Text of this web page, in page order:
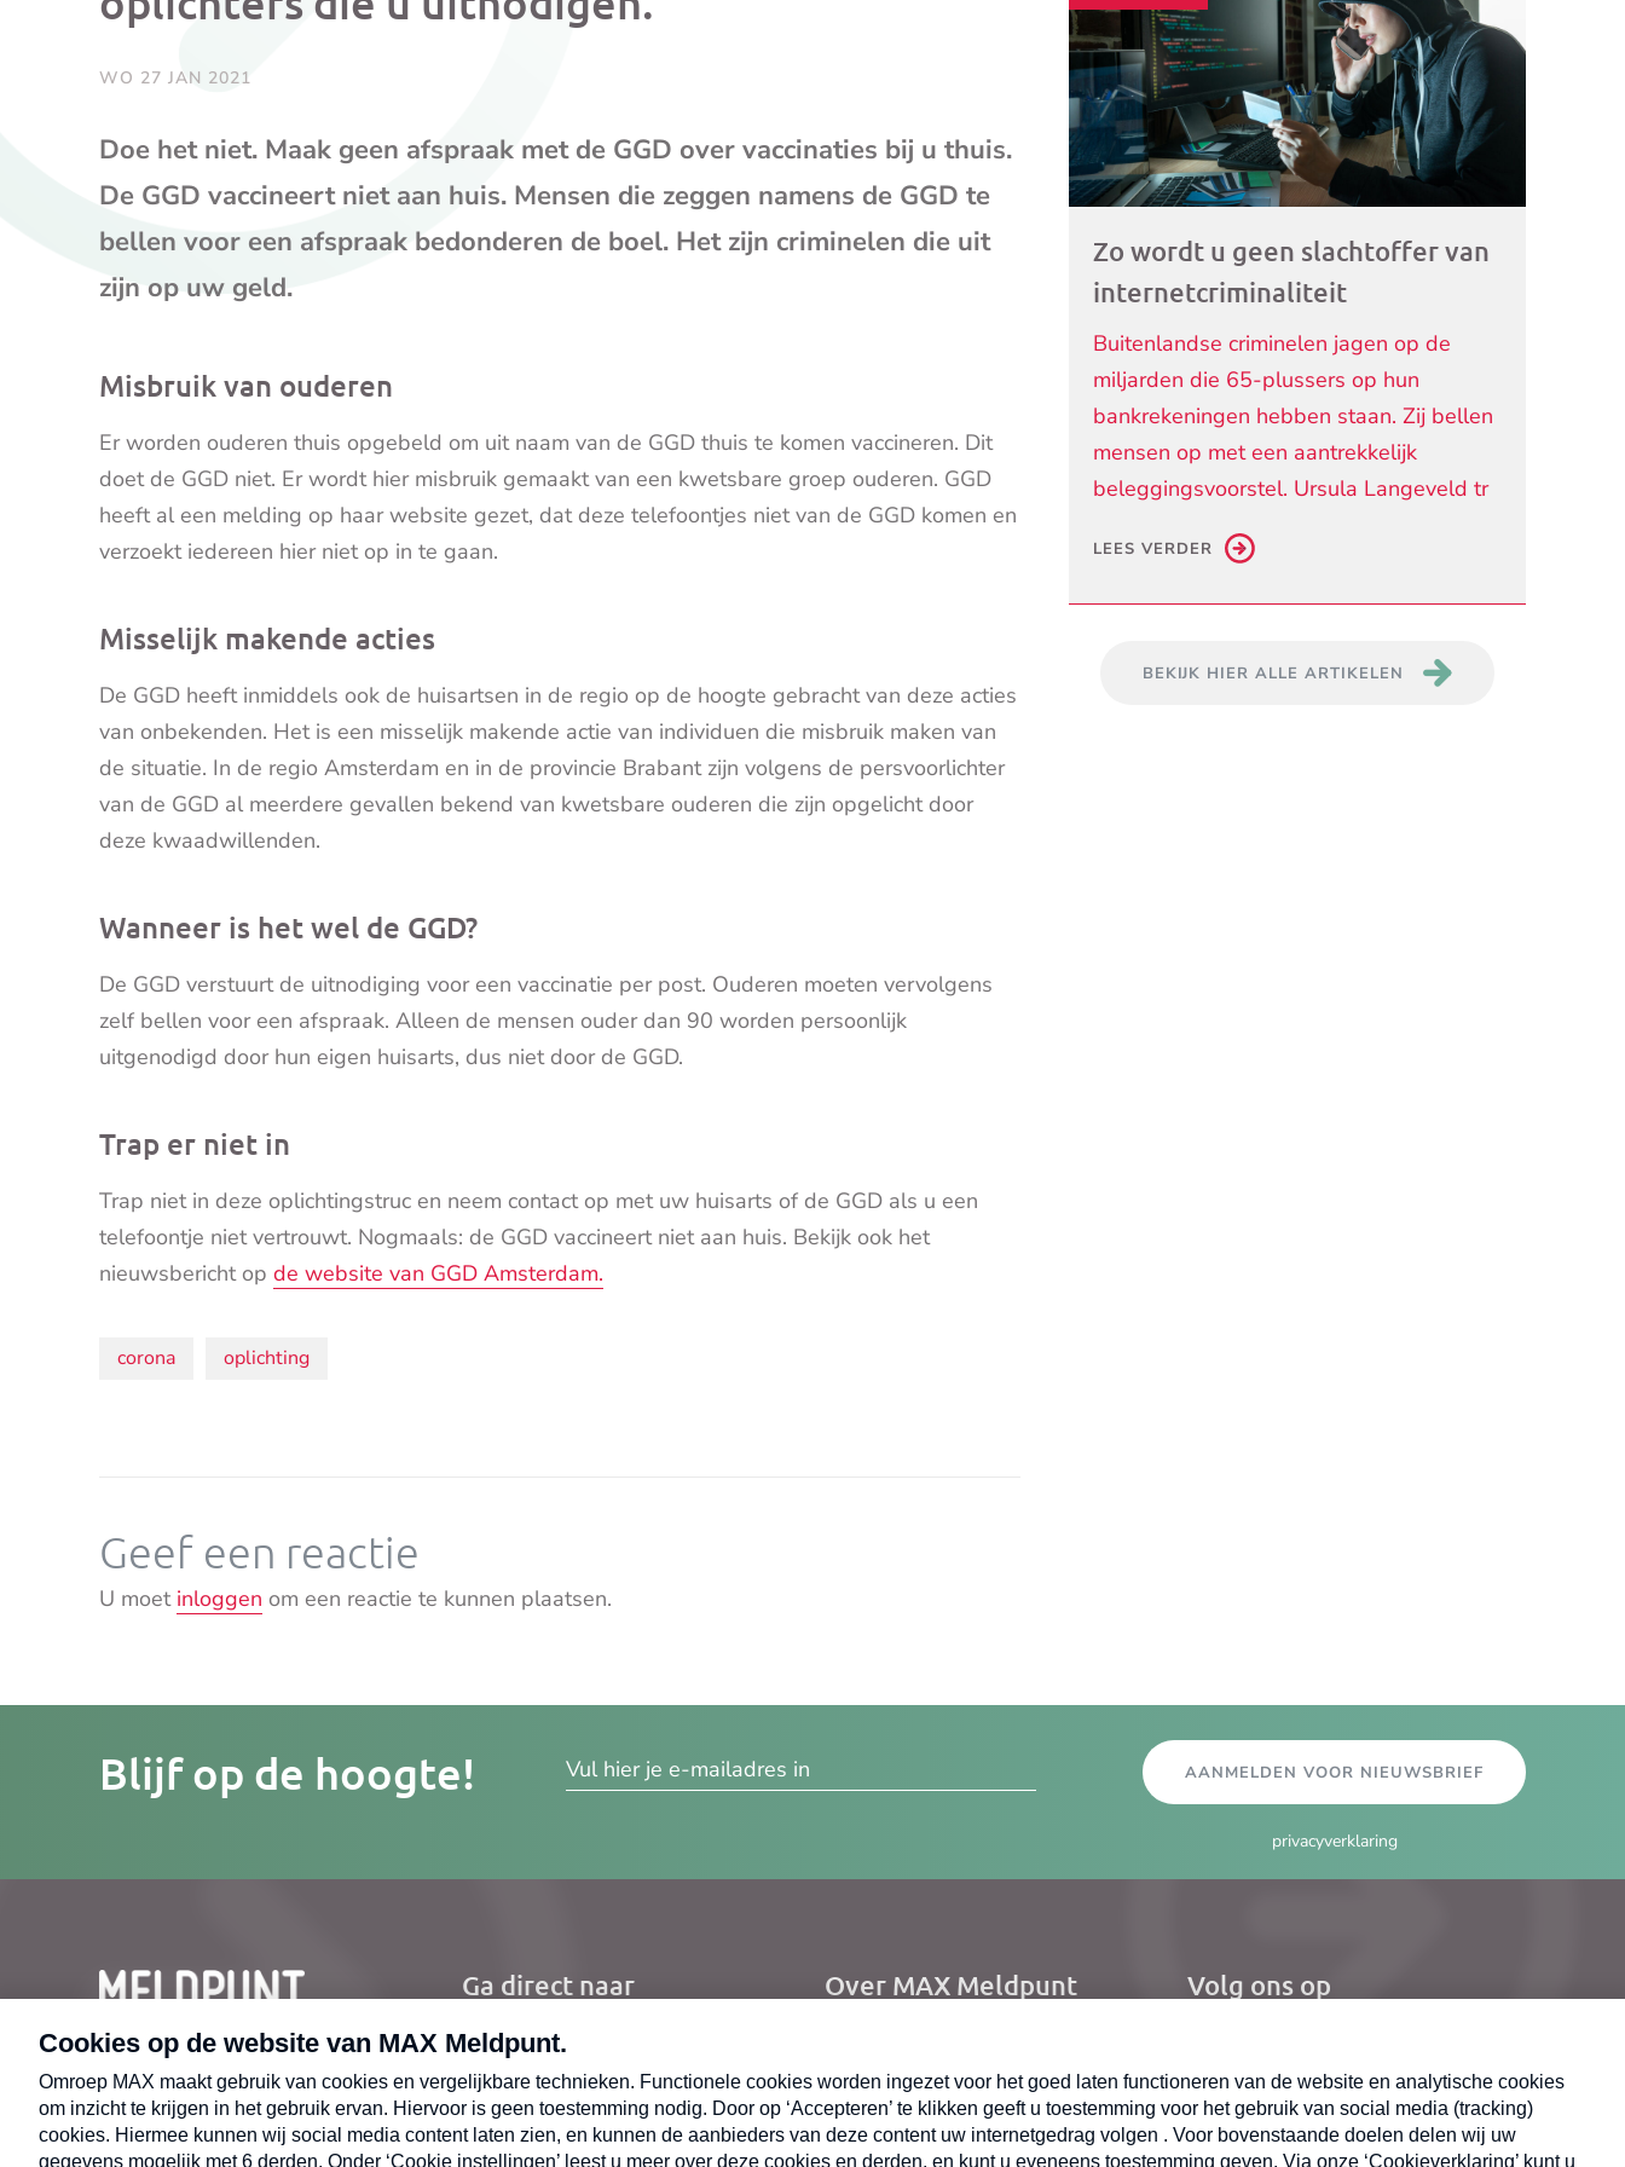
(opent
mailprogramma)
WO 27 JAN 2021
Doe het niet. Maak geen afspraak met de GGD over vaccinaties bij u thuis.
De GGD vaccineert niet aan huis. Mensen die zeggen namens de GGD te
bellen voor een afspraak bedonderen de boel. Het zijn criminelen die uit
zijn op uw geld.
Misbruik van ouderen
Er worden ouderen thuis opgebeld om uit naam van de GGD thuis te komen vaccineren. Dit
doet de GGD niet. Er wordt hier misbruik gemaakt van een kwetsbare groep ouderen. GGD
heeft al een melding op haar website gezet, dat deze telefoontjes niet van de GGD komen en
verzoekt iedereen hier niet op in te gaan.
Misselijk makende acties
De GGD heeft inmiddels ook de huisartsen in de regio op de hoogte gebracht van deze acties
van onbekenden. Het is een misselijk makende actie van individuen die misbruik maken van
de situatie. In de regio Amsterdam en in de provincie Brabant zijn volgens de persvoorlichter
van de GGD al meerdere gevallen bekend van kwetsbare ouderen die zijn opgelicht door
deze kwaadwillenden.
Wanneer is het wel de GGD?
De GGD verstuurt de uitnodiging voor een vaccinatie per post. Ouderen moeten vervolgens
zelf bellen voor een afspraak. Alleen de mensen ouder dan 90 worden persoonlijk
uitgenodigd door hun eigen huisarts, dus niet door de GGD.
Trap er niet in
Trap niet in deze oplichtingstruc en neem contact op met uw huisarts of de GGD als u een
telefoontje niet vertrouwt. Nogmaals: de GGD vaccineert niet aan huis. Bekijk ook het
nieuwsbericht op de website van GGD Amsterdam.
Onderwerpen:
corona oplichting
Geef een reactie
U moet inloggen om een reactie te kunnen plaatsen.
Zo wordt u geen slachtoffer van
internetcriminaliteit
Buitenlandse criminelen jagen op de
miljarden die 65-plussers op hun
bankrekeningen hebben staan. Zij bellen
mensen op met een aantrekkelijk
beleggingsvoorstel. Ursula Langeveld tr
LEES VERDER
BEKIJK HIER ALLE ARTIKELEN
Blijf op de hoogte! AANMELDEN VOOR NIEUWSBRIEF
privacyverklaring
CONTACT
Ga direct naar
Home
Nieuws
Uitzendingen
Over MAX Meldpunt Volg ons op
X
Nieuwsbrief
Neem hier een gratis abonnement op de MAX